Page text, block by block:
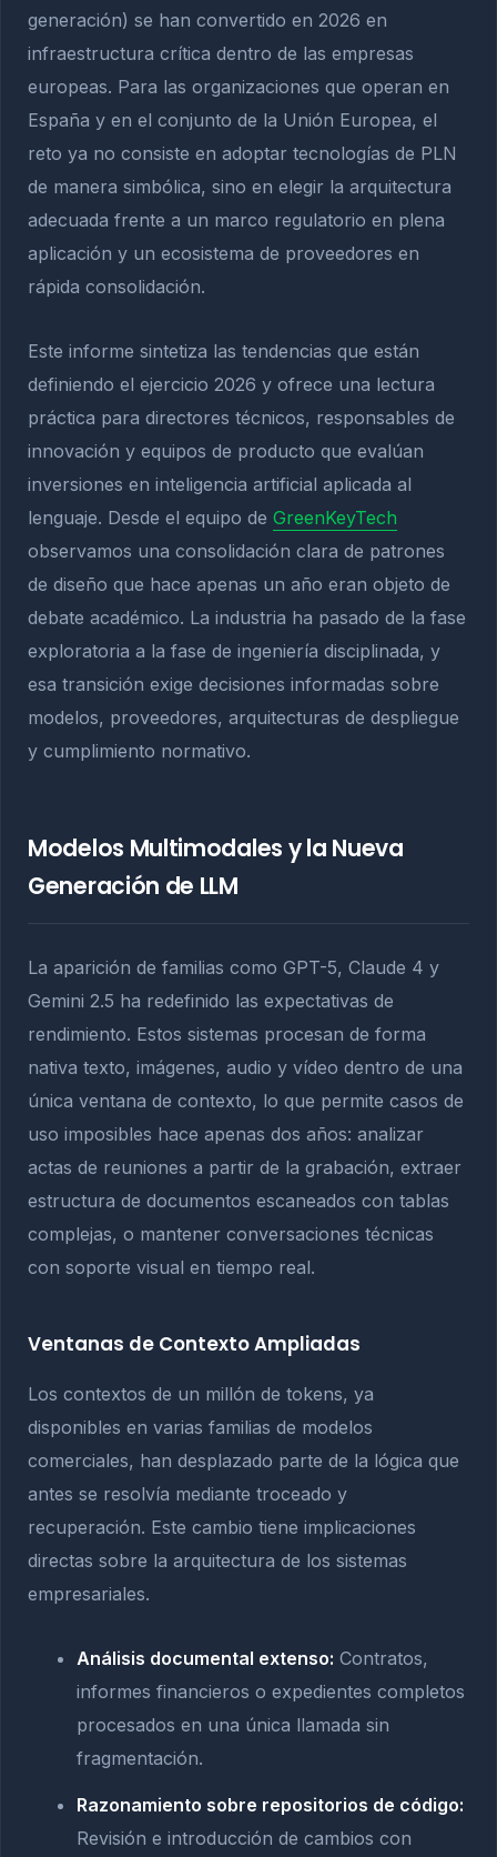
generación) se han convertido en 2026 en
infraestructura crítica dentro de las empresas
europeas. Para las organizaciones que operan en
España y en el conjunto de la Unión Europea, el
reto ya no consiste en adoptar tecnologías de PLN
de manera simbólica, sino en elegir la arquitectura
adecuada frente a un marco regulatorio en plena
aplicación y un ecosistema de proveedores en
rápida consolidación.
Este informe sintetiza las tendencias que están
definiendo el ejercicio 2026 y ofrece una lectura
práctica para directores técnicos, responsables de
innovación y equipos de producto que evalúan
inversiones en inteligencia artificial aplicada al
lenguaje. Desde el equipo de GreenKeyTech
observamos una consolidación clara de patrones
de diseño que hace apenas un año eran objeto de
debate académico. La industria ha pasado de la fase
exploratoria a la fase de ingeniería disciplinada, y
esa transición exige decisiones informadas sobre
modelos, proveedores, arquitecturas de despliegue
y cumplimiento normativo.
Modelos Multimodales y la Nueva
Generación de LLM
La aparición de familias como GPT-5, Claude 4 y
Gemini 2.5 ha redefinido las expectativas de
rendimiento. Estos sistemas procesan de forma
nativa texto, imágenes, audio y vídeo dentro de una
única ventana de contexto, lo que permite casos de
uso imposibles hace apenas dos años: analizar
actas de reuniones a partir de la grabación, extraer
estructura de documentos escaneados con tablas
complejas, o mantener conversaciones técnicas
con soporte visual en tiempo real.
Ventanas de Contexto Ampliadas
Los contextos de un millón de tokens, ya
disponibles en varias familias de modelos
comerciales, han desplazado parte de la lógica que
antes se resolvía mediante troceado y
recuperación. Este cambio tiene implicaciones
directas sobre la arquitectura de los sistemas
empresariales.
Análisis documental extenso: Contratos,
informes financieros o expedientes completos
procesados en una única llamada sin
fragmentación.
Razonamiento sobre repositorios de código:
Revisión e introducción de cambios con